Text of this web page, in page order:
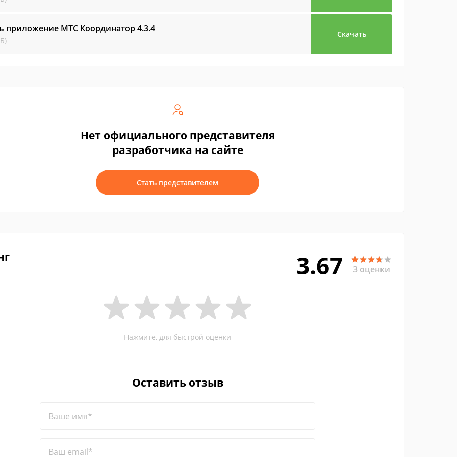
приложение МТС Координатор4.3.4
Скачать
Нет официального представителя
разработчика на сайте
Стать представителем
3.67 3 оценки
Нажмите, для быстрой оценки
Оставить отзыв
Ваше имя*
Ваш email*